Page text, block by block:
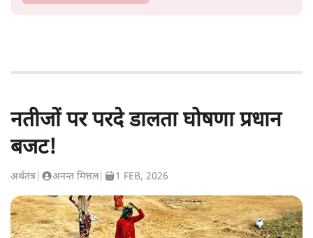
नतीजों पर परदे डालता घोषणा प्रधान
बजट!
अर्थतंत्र अनन्त मित्तल| 1 FEB, 2026